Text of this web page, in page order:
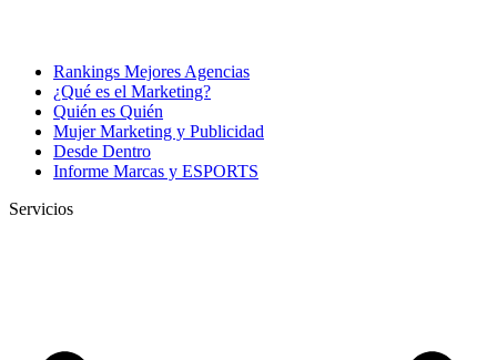
Rankings Mejores Agencias
¿Qué es el Marketing?
Quién es Quién
Mujer Marketing y Publicidad
Desde Dentro
Informe Marcas y ESPORTS
Servicios